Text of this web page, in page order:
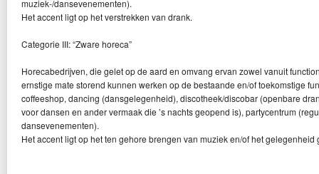
muziek-/dansevenementen).
Het accent ligt op het verstrekken van drank.
Categorie III: “Zware horeca”
Horecabedrijven, die gelet op de aard en omvang ervan zowel vanuit
ernstige mate storend kunnen werken op de bestaande en/of toekomstige
coffeeshop, dancing (dansgelegenheid), discotheek/discobar (openbare
voor dansen en ander vermaak die ’s nachts geopend is), partycentrum
dansevenementen).
Het accent ligt op het ten gehore brengen van muziek en/of het gelegenheid